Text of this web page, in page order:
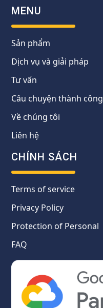
MENU
Sản phẩm
Dịch vụ và giải pháp
Tư vấn
Câu chuyện thành công
Về chúng tôi
Liên hệ
CHÍNH SÁCH
Terms of service
Privacy Policy
Protection of Personal
FAQ